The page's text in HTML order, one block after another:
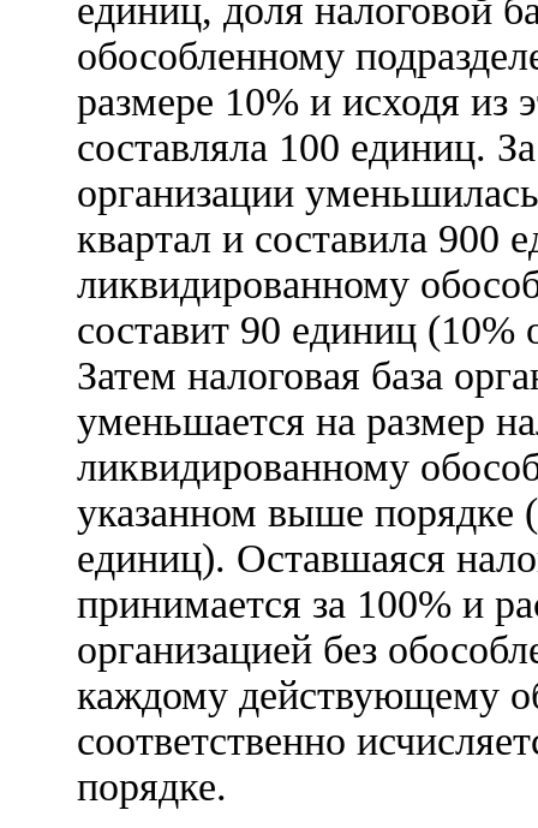
единиц, доля налоговой
обособленному
размере 10% и исходя из
составляла 100 единиц.
организации
квартал и составила 900
ликвидированному
составит 90 единиц (10%
Затем налоговая база
уменьшается на размер
ликвидированному
указанном выше порядке
единиц). Оставшаяся
принимается за 100% и
организацией без
каждому действующему
соответственно
порядке.